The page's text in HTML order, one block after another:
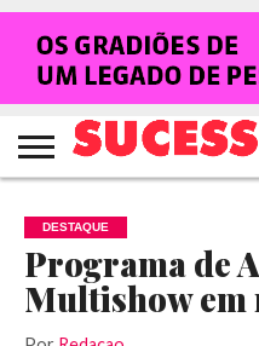
HOME
NOTÍCIAS
SHOWS
ENTREVISTAS
CLIQUES
RANKING
CROWLEY
TV
SUCESSO!
REVISTA
SUCESSO!
DESTAQUE
Programa de
Multishow em